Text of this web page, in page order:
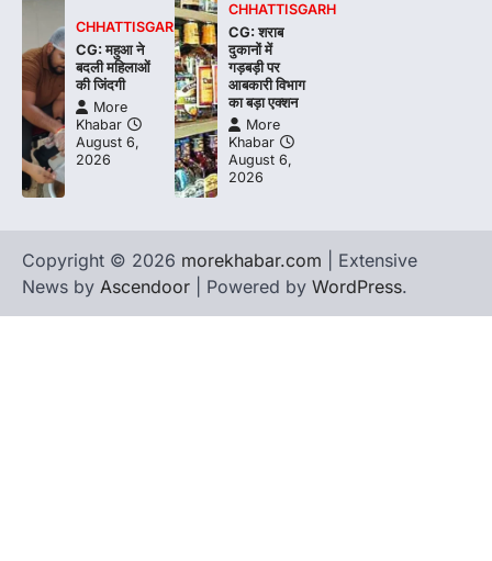
CHHATTISGARH
CG: महुआ ने
बदली महिलाओं
की जिंदगी
More
Khabar
August 6,
2026
CHHATTISGARH
CG: शराब
दुकानों में
गड़बड़ी पर
आबकारी विभाग
का बड़ा एक्शन
More
Khabar
August 6,
2026
Copyright © 2026 morekhabar.com | Extensive
News by Ascendoor | Powered by WordPress.